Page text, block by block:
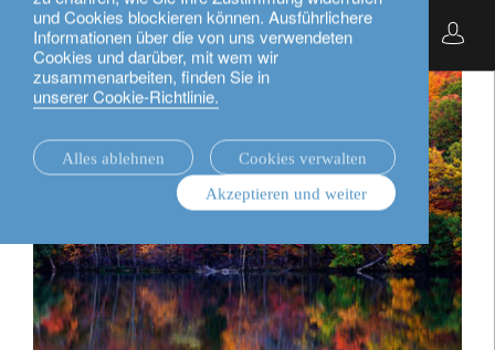
und Cookies blockieren können. Ausführlichere
Informationen über die von uns verwendeten
Cookies und darüber, mit wem wir
zusammenarbeiten, finden Sie in
unserer Cookie-Richtlinie.
Alles ablehnen
Cookies verwalten
Akzeptieren und weiter
Deutsch